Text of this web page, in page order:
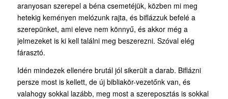
aranyosan szerepel a béna csemetéjük, közben mi meg
hetekig keményen melózunk rajta, és biflázzuk befelé a
szerepünket, ami eleve nem könnyű, és akkor még a
jelmezeket is ki kell találni meg beszerezni. Szóval elég
fárasztó.
Idén mindezek ellenére brutál jól sikerült a darab. Biflázni
persze most is kellett, de új bibliakör-vezetőnk van, és
valahogy sokkal lazább, meg most a szereposztás is sokkal